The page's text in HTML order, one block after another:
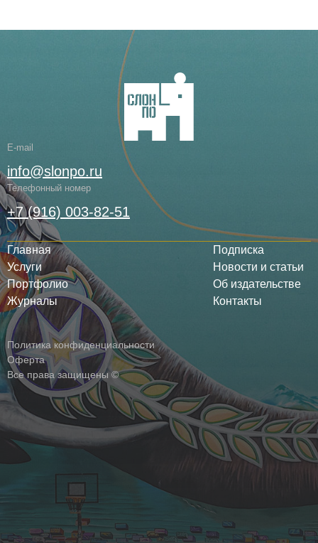
E-mail
info@slonpo.ru
Телефонный номер
+7 (916) 003-82-51
Главная
Услуги
Портфолио
Журналы
Подписка
Новости и статьи
Об издательстве
Контакты
Политика конфиденциальности
Оферта
Все права защищены ©